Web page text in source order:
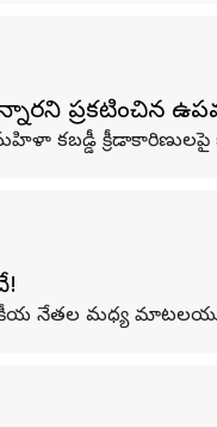
ప్రకటించిన
క్రీడాకారిణులపై
నేతల మధ్య